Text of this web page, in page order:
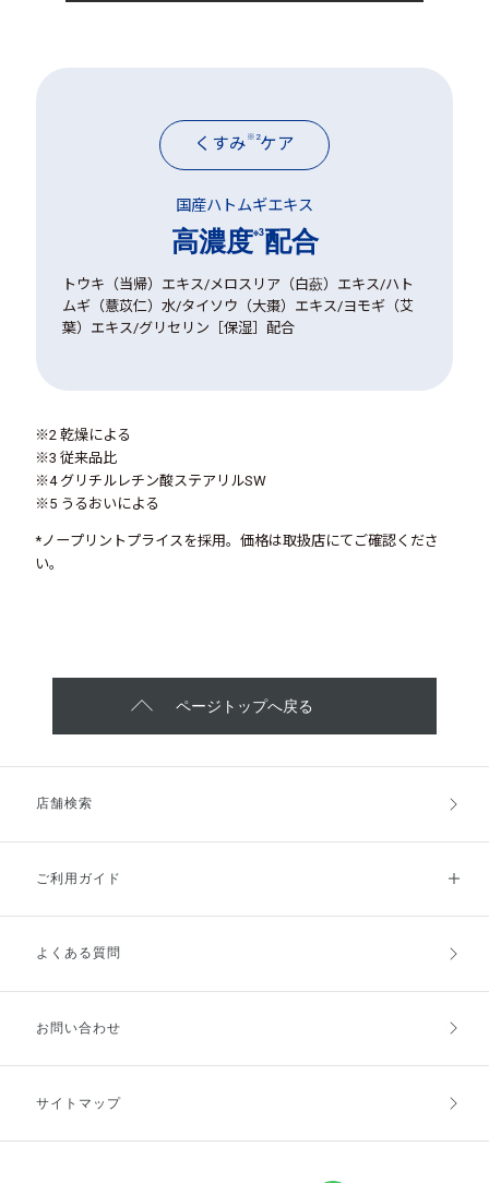
くすみ ※2ケア
国産ハトムギエキス
高濃度※3配合
トウキ（当帰）エキス/メロスリア（白蘝）エキス/ハト
ムギ（薏苡仁）水/タイソウ（大棗）エキス/ヨモギ（艾
葉）エキス/グリセリン［保湿］配合
※2 乾燥による
※3 従来品比
※4 グリチルレチン酸ステアリルSW
※5 うるおいによる
*ノープリントプライスを採用。価格は取扱店にてご確認くださ
い。
ページトップへ戻る
店舗検索
ご利用ガイド
ご利用ガイドトップ
お支払方法
キャンセル・返品・交換
よくある質問
お問い合わせ
サイトマップ